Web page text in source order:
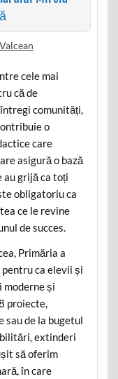
cele mai
că de
comunități,
o
care
asigură o bază
au grijă ca toți
obligatoriu ca
ce le revine
de succes.
Primăria a
ca elevii și
moderne și
proiecte,
sau de la bugetul
extinderi
să oferim
în care